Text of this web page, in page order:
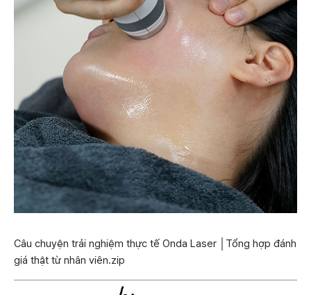
Câu chuyện trải nghiệm thực tế Onda Laser │Tổng hợp đánh
giá thật từ nhân viên.zip